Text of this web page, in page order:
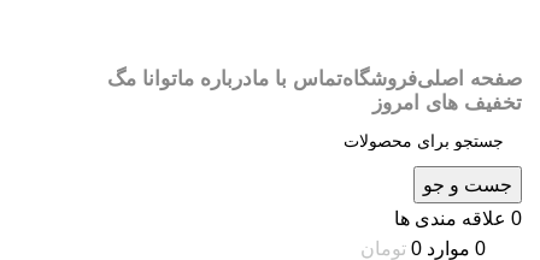
صفحه اصلیفروشگاهتماس با مادرباره ماتوانا مگ
تخفیف های امروز
جست و جو
0 علاقه مندی ها
0 موارد 0 تومان